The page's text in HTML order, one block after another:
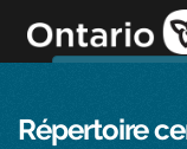
directement
au
Répertoire